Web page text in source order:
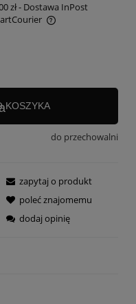
zł- Dostawa InPost
płatności
KOSZYKA
do przechowalni
zapytaj o produkt
poleć znajomemu
dodaj opinię